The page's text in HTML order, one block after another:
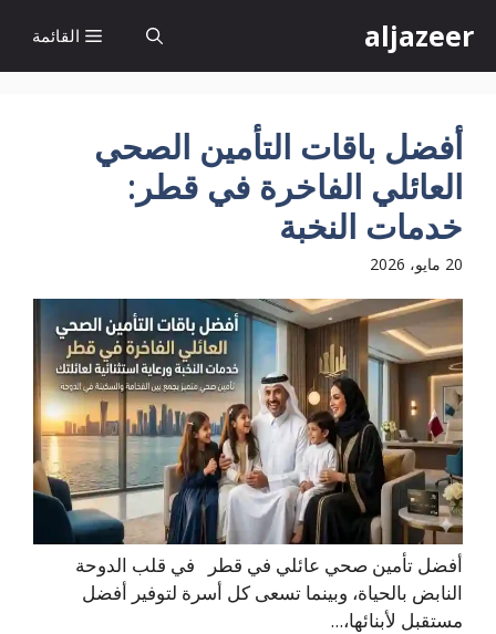
إلى
المحتوى
aljazeer القائمة
أفضل باقات التأمين الصحي
العائلي الفاخرة في قطر:
خدمات النخبة
20 مايو، 2026
أفضل تأمين صحي عائلي في قطر في قلب الدوحة
النابض بالحياة، وبينما تسعى كل أسرة لتوفير أفضل
مستقبل لأبنائها،...